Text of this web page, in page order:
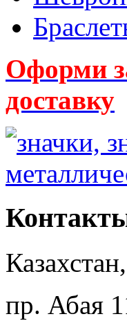
Оформи
доставку
пр. Абая